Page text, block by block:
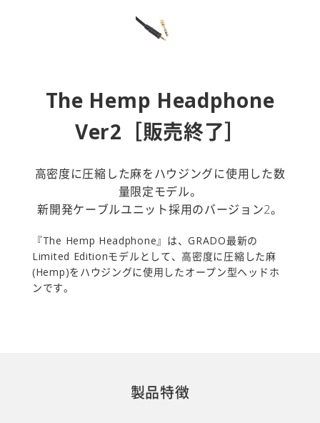
The Hemp Headphone
Ver2［販売終了］
高密度に圧縮した麻をハウジングに使用した数
量限定モデル。
新開発ケーブルユニット採用のバージョン2。
『The Hemp Headphone』は、GRADO最新の
Limited Editionモデルとして、高密度に圧縮した麻
(Hemp)をハウジングに使用したオープン型ヘッドホ
ンです。
製品特徴